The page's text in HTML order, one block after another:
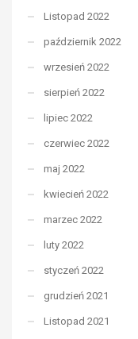
Listopad 2022
październik 2022
wrzesień 2022
sierpień 2022
lipiec 2022
czerwiec 2022
maj 2022
kwiecień 2022
marzec 2022
luty 2022
styczeń 2022
grudzień 2021
Listopad 2021